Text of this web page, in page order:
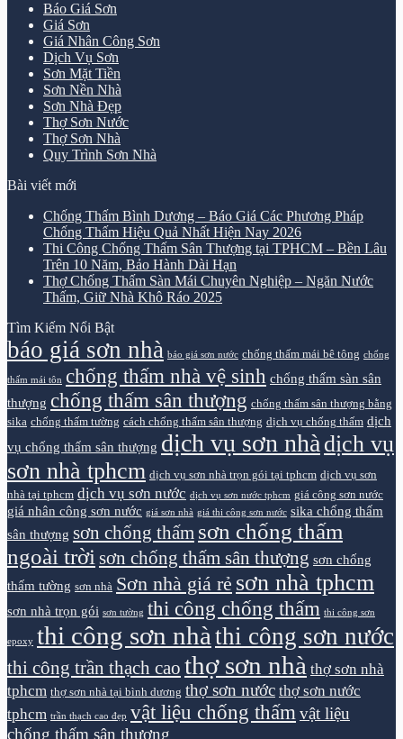
Báo Giá Sơn
Giá Sơn
Giá Nhân Công Sơn
Dịch Vụ Sơn
Sơn Mặt Tiền
Sơn Nền Nhà
Sơn Nhà Đẹp
Thợ Sơn Nước
Thợ Sơn Nhà
Quy Trình Sơn Nhà
Bài viết mới
Chống Thấm Bình Dương – Báo Giá Các Phương Pháp
Chống Thấm Hiệu Quả Nhất Hiện Nay 2026
Thi Công Chống Thấm Sân Thượng tại TPHCM – Bền Lâu
Trên 10 Năm, Bảo Hành Dài Hạn
Thợ Chống Thấm Sàn Mái Chuyên Nghiệp – Ngăn Nước
Thấm, Giữ Nhà Khô Ráo 2025
Tìm Kiếm Nổi Bật
báo giá sơn nhà báo giá sơn nước chống thấm mái bê tông chống
thấm mái tôn chống thấm nhà vệ sinh chống thấm sàn sân
thượng chống thấm sân thượng chống thấm sân thượng bằng
sika chống thấm tường cách chống thấm sân thượng dịch vụ chống thấm dịch
vụ chống thấm sân thượng dịch vụ sơn nhàdịch vụ
sơn nhà tphcm dịch vụ sơn nhà trọn gói tại tphcm dịch vụ sơn
nhà tại tphcm dịch vụ sơn nước dịch vụ sơn nước tphcm giá công sơn nước
giá nhân công sơn nước giá sơn nhà giá thi công sơn nước sika chống thấm
sân thượng sơn chống thấm sơn chống thấm
ngoài trời sơn chống thấm sân thượng sơn chống
thấm tường sơn nhà Sơn nhà giá rẻ sơn nhà tphcm
sơn nhà trọn gói sơn tường thi công chống thấm thi công sơn
epoxy thi công sơn nhà thi công sơn nước
thi công trần thạch cao thợ sơn nhà thợ sơn nhà
tphcm thợ sơn nhà tại bình dương thợ sơn nước thợ sơn nước
tphcm trần thạch cao đẹp vật liệu chống thấmvật liệu
chống thấm sân thượng